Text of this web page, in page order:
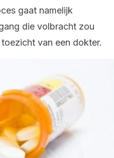
gaat namelijk
die volbracht zou
van een dokter.